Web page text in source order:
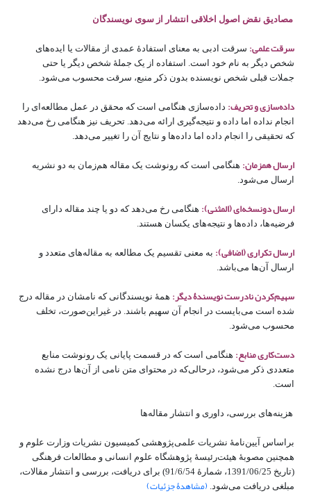
مصادیق نقض اصول اخلاقی انتشار از سوی نویسندگان
سرقت علمی: سرقت ادبی به معنای استفادۀ عمدی از مقالات یا ایده‌های
شخص دیگر به نام خود است. استفاده از یک جملۀ شخص دیگر یا حتی
جملات قبلی شخص نویسنده بدون ذکر منبع، سرقت محسوب می‌شود.
داده‌سازی و تحریف: داده‌سازی هنگامی است که محقق در عمل مطالعه‌ای را
انجام نداده اما داده و نتیجه‌گیری ارائه می‌دهد. تحریف نیز هنگامی رخ می‌دهد
که تحقیقی را انجام داده اما داده‌ها و نتایج آن را تغییر می‌دهد.
ارسال همزمان: هنگامی است که رونوشت یک مقاله هم‌زمان به دو نشریه
ارسال می‌شود.
ارسال دونسخه‌ای (المثنی): هنگامی رخ می‌دهد که دو یا چند مقاله دارای
فرضیه‌ها، داده‌ها و نتیجه‌های یکسان هستند.
ارسال تکراری (اضافی): به معنی تقسیم یک مطالعه به مقاله‌های متعدد و
ارسال آن‌ها می‌باشد.
سهیم‌کردن نادرست نویسندۀ دیگر: همۀ نویسندگانی که نامشان در مقاله درج
شده است می‌بایست در انجام آن سهیم باشند. در غیراین‌صورت، تخلف
محسوب می‌شود.
دست‌کاری منابع: هنگامی است که در قسمت پایانی یک رونوشت منابع
متعددی ذکر می‌شود، درحالی‌که در محتوای متن نامی از آن‌ها درج نشده
است.
هزینه‌های بررسی، داوری و انتشار مقاله‌ها
براساس آیین‌نامۀ نشریات علمی‌پژوهشی کمیسیون نشریات وزارت علوم و
همچنین مصوبۀ هیئت‌رئیسۀ پژوهشگاه علوم انسانی و مطالعات فرهنگی
(تاریخ 1391/06/25، شمارۀ 91/6/54) برای دریافت، بررسی و انتشار مقالات،
مبلغی دریافت می‌شود. (مشاهدۀ جزئیات)